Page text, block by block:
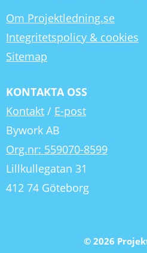
Om Projektledning.se
Integritetspolicy & cookies
Sitemap
KONTAKTA OSS
Kontakt / E-post
Bywork AB
Org.nr: 559070-8599
Lillkullegatan 31
412 74 Göteborg
© 2026